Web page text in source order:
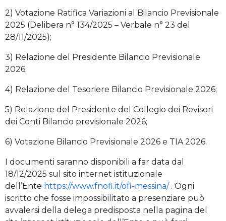
2) Votazione Ratifica Variazioni al Bilancio Previsionale
2025 (Delibera n° 134/2025 – Verbale n° 23 del
28/11/2025);
3) Relazione del Presidente Bilancio Previsionale
2026;
4) Relazione del Tesoriere Bilancio Previsionale 2026;
5) Relazione del Presidente del Collegio dei Revisori
dei Conti Bilancio previsionale 2026;
6) Votazione Bilancio Previsionale 2026 e TIA 2026.
I documenti saranno disponibili a far data dal
18/12/2025 sul sito internet istituzionale
dell’Ente https://www.fnofi.it/ofi-messina/. Ogni
iscritto che fosse impossibilitato a presenziare può
avvalersi della delega predisposta nella pagina del